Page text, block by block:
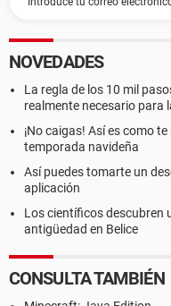
NOVEDADES
La regla de los 10 mil
realmente necesario para
¡No caigas! Así es como
temporada navideña
Así puedes tomarte un
aplicación
Los científicos descubren
antigüedad en Belice
CONSULTA TAMBIÉN